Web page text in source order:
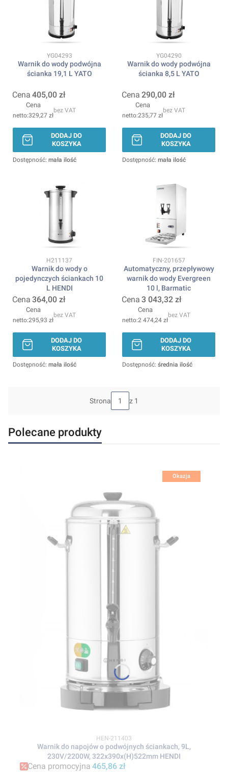
Kod produktu
YG04293
Warnik do wody podwójna
ścianka 19,1 L YATO
Cena 405,00 zł
Cena
329,27 zł
bez VAT
DODAJ DO
KOSZYKA
Dostępność: mała ilość
Kod produktu
YG04290
Warnik do wody podwójna
ścianka 8,5 L YATO
Cena 290,00 zł
Cena
235,77 zł
bez VAT
DODAJ DO
KOSZYKA
Dostępność: mała ilość
Kod produktu
H211137
Warnik do wody o
pojedynczych ściankach 10
L HENDI
Cena 364,00 zł
Cena
295,93 zł
bez VAT
DODAJ DO
KOSZYKA
Dostępność: mała ilość
Kod produktu
FIN-201657
Automatyczny, przepływowy
warnik do wody Evergreen
10 l, Barmatic
Cena 3 043,32 zł
Cena
2 474,24 zł
bez VAT
DODAJ DO
KOSZYKA
Dostępność: średnia ilość
Strona z 1
Polecane produkty
Okazja
Kod produktu
HEN-211403
Warnik do napojów o podwójnych ściankach, 9L,
230V/2200W, 322x390x(H)522mm HENDI
Cena promocyjna 465,86 zł